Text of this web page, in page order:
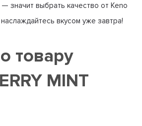
значит выбрать качество от Keno
вкусом уже завтра!
товару
MINT